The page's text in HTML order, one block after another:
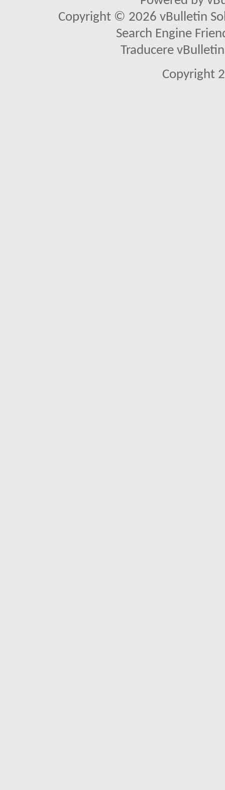
Copyright © 2026 vBulletin
Search Engine
Traducere
Copyright